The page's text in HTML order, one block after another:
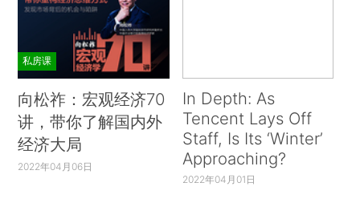
私房课
向松祚：宏观经济70
讲，带你了解国内外
经济大局
2022年04月06日
In Depth: As
Tencent Lays Off
Staff, Is Its ‘Winter’
Approaching?
2022年04月01日